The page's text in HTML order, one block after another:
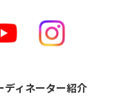
ディネーター紹介